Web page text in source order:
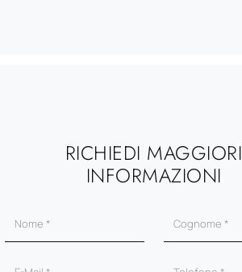
RICHIEDI MAGGIORI
INFORMAZIONI